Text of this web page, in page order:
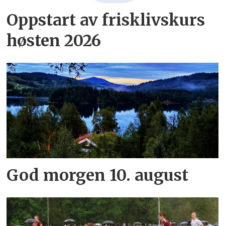
Oppstart av frisklivskurs
høsten 2026
God morgen 10. august